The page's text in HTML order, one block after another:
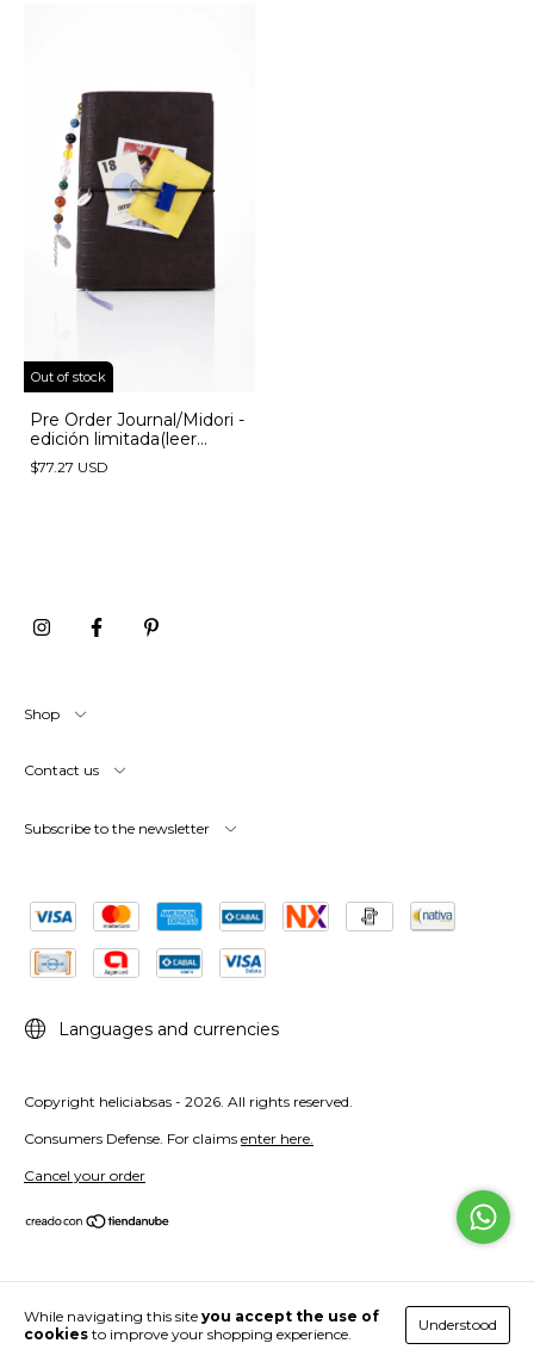
While navigating this site you accept the use of
cookies to improve your shopping experience.
Understood
Out of stock
Pre Order Journal/Midori -
edición limitada(leer
descripción)
$77.27 USD
Shop
Contact us
Subscribe to the newsletter
Languages and currencies
Copyright heliciabsas - 2026. All rights reserved.
Consumers Defense. For claims enter here.
Cancel your order